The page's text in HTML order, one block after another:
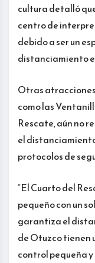
cultura detalló
centro de
debido a ser un
distanciamiento
Otras
como las
Rescate, aún no
el
protocolos de
“El Cuarto del
pequeño con un
garantiza el
de Otuzco tienen
control pequeña y